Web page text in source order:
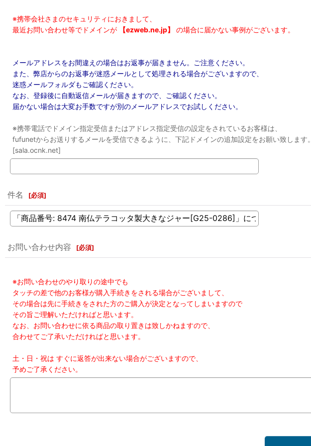
※携帯会社さまのセキュリティにおきまして、
最近お問い合わせ等でドメインが
【ezweb.ne.jp】 の場合に届かない事例がございます。
メールアドレスをお間違えの場合はお返事が届きません。ご注意ください。
また、弊店からのお返事が迷惑メールとして処理される場合がございますので、
迷惑メールフォルダもご確認ください。
なお、登録後に自動返信メールが届きますので、ご確認ください。
届かない場合は大変お手数ですが別のメールアドレスでお試しください。
※携帯電話でドメイン指定受信またはアドレス指定受信の設定をされているお客様は、
fufunetからお送りするメールを受信できるように、下記ドメインの追加設定をお願い致します。
[sala.ocnk.net]
件名 [必須]
お問い合わせ内容 [必須]
※お問い合わせのやり取りの途中でも
タッチの差で他のお客様が購入手続きをされる場合がございまして、
その場合は先に手続きをされた方のご購入が決定となってしまいますので
その旨ご理解いただければと思います。
なお、お問い合わせに依る商品の取り置きは致しかねますので、
合わせてご了承いただければと思います。
土・日・祝は すぐに返答が出来ない場合がございますので、
予めご了承ください。